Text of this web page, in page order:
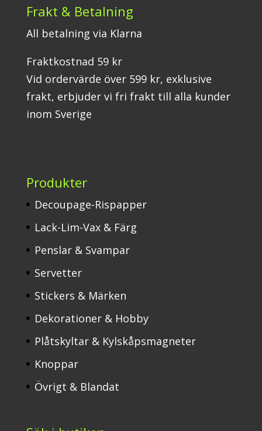
Frakt & Betalning
All betalning via Klarna
Fraktkostnad 59 kr
Vid ordervärde över 599 kr, exklusive
frakt, erbjuder vi fri frakt till alla kunder
inom Sverige
Produkter
Decoupage-Rispapper
Lack-Lim-Vax & Färg
Penslar & Svampar
Servetter
Stickers & Märken
Dekorationer & Hobby
Plåtskyltar & Kylskåpsmagneter
Knoppar
Övrigt & Blandat